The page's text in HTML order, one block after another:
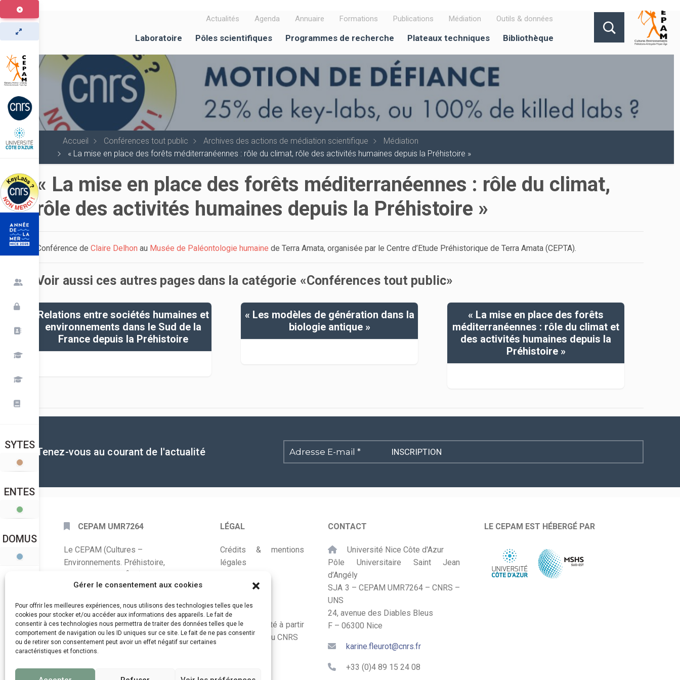
Gérer le consentement aux cookies
Pour offrir les meilleures expériences, nous utilisons des technologies telles que les
cookies pour stocker et/ou accéder aux informations des appareils. Le fait de
consentir à ces technologies nous permettra de traiter des données telles que le
comportement de navigation ou les ID uniques sur ce site. Le fait de ne pas consentir
ou de retirer son consentement peut avoir un effet négatif sur certaines
caractéristiques et fonctions.
Aller
au
contenu
principal
Actualités Agenda Annuaire Formations Publications Médiation Outils & données
Laboratoire Pôles scientifiques Programmes de recherche Plateaux techniques Bibliothèque
Accueil Conférences tout public Archives des actions de médiation scientifique
Médiation
« La mise en place des forêts méditerranéennes : rôle du climat, rôle des activités humaines depuis la Préhistoire »
SYTES
ENTES
DOMUS
« La mise en place des forêts méditerranéennes : rôle du climat,
rôle des activités humaines depuis la Préhistoire »
Conférence de Claire Delhon au Musée de Paléontologie humaine de Terra Amata, organisée par le Centre d’Etude Préhistorique de Terra Amata (CEPTA).
Voir aussi ces autres pages dans la catégorie «Conférences tout public»
Relations entre sociétés humaines et
environnements dans le Sud de la
France depuis la Préhistoire
« Les modèles de génération dans la
biologie antique »
« La mise en place des forêts
méditerranéennes : rôle du climat et
des activités humaines depuis la
Préhistoire »
Tenez-vous au courant de l'actualité
Adresse
E-
CEPAM UMR7264
Le CEPAM (Cultures –
Environnements. Préhistoire,
mixte de recherche CNRS – UNS qui
développe des recherches autour de
la connaissance des sociétés du
passé, de leurs modes de
fonctionnement, de leur évolution et
de leur relation à l’environnement.
LÉGAL
Crédits & mentions
légales
Plan du site
Accessibilité
Conçu et adapté à partir
du Kit Labos du CNRS
CONTACT
Université Nice Côte d'Azur
Pôle Universitaire Saint Jean
d’Angély
SJA 3 – CEPAM UMR7264 – CNRS –
UNS
24, avenue des Diables Bleus
F – 06300 Nice
karine.fleurot@cnrs.fr
+33 (0)4 89 15 24 08
LE CEPAM EST HÉBERGÉ PAR